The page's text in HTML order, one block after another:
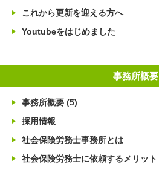
これから更新を迎える方へ
Youtubeをはじめました
事務所概要
事務所概要 (5)
採用情報
社会保険労務士事務所とは
社会保険労務士に依頼するメリット